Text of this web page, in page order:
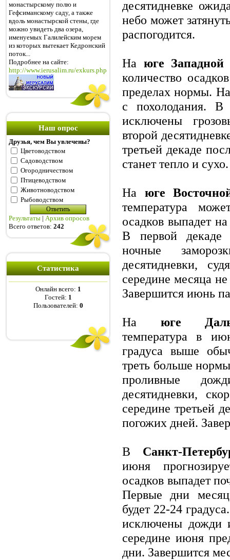
монастырскому полю и
Гефсиманскому саду, а также
вдоль монастырской стены, где
можно увидеть два озера,
именуемых Галилейским морем
из которых вытекает Кедронский
поток...
Подробнее на сайте:
http://www.ierusalim.ru/exkurs.php
Наш опрос
Друзья, чем Вы увлечены?
Цветоводством
Садоводством
Огородничеством
Птицеводством
Животноводством
Рыбоводством
Результаты | Архив опросов
Всего ответов: 242
Статистика
Онлайн всего: 1
Гостей: 1
Пользователей: 0
десятидневке
небо может
распогодится.
На юге
количество
пределах нормы.
с похолодания.
исключены
второй
третьей декаде
станет тепло и сухо.
На юге
температура
осадков выпадет
В первой декаде
ночные
десятидневки,
середине месяца
Завершится июнь
На юге
температура в
градуса выше
треть больше
проливные
десятидневки,
середине третьей
погожих дней.
В Санкт-
июня
осадков выпадет
Первые дни
будет 22-24
исключены дожди
середине июня
дни. Завершится